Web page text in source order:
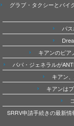
グラブ・タクシーとバ
パ
キアンのピ
パパ・ジェネラルが
キアン
キアンは
SRRV申請手続きの最新